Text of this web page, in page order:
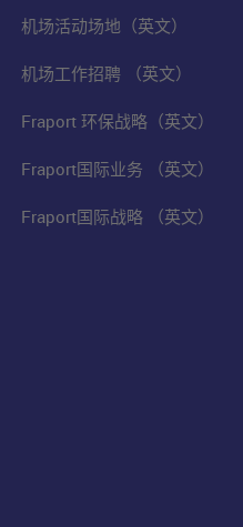
机场活动场地（英文）
机场工作招聘 （英文）
Fraport 环保战略（英文）
Fraport国际业务 （英文）
Fraport国际战略 （英文）